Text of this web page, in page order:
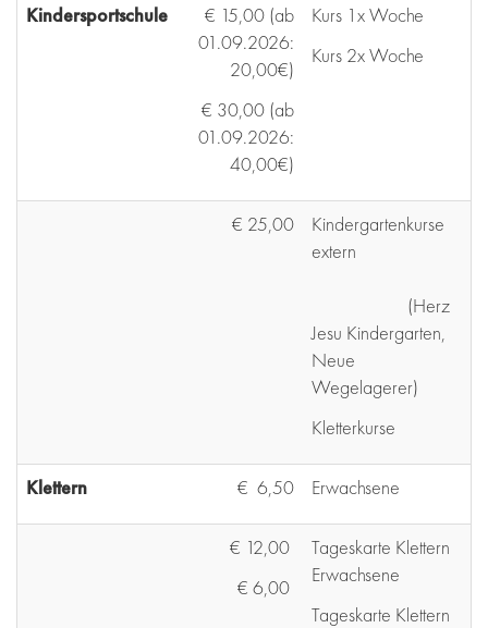
Kindersportschule
€ 15,00 (ab
01.09.2026:
20,00€)
€ 30,00 (ab
01.09.2026:
40,00€)
Kurs 1x Woche
Kurs 2x Woche
€ 25,00
Kindergartenkurse
extern
(Herz
Jesu Kindergarten,
Neue
Wegelagerer)
Kletterkurse
Klettern € 6,50 Erwachsene
€ 12,00
€ 6,00
Tageskarte Klettern
Erwachsene
Tageskarte Klettern